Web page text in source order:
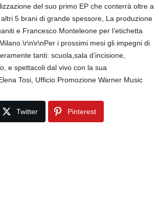
del suo primo EP che conterrà oltre a
altri 5 brani di grande spessore, La produzione
e Francesco Monteleone per l’etichetta
i prossimi mesi gli impegni di
tanti: scuola,sala d’incisione,
e spettacoli dal vivo con la sua
Tosi, Ufficio Promozione Warner Music
Twitter Pinterest